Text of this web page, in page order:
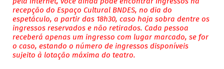
recepção do Espaço Cultural BNDES, no dia do
espetáculo, a partir das 18h30, caso haja sobra dentre os
ingressos reservados e não retirados. Cada pessoa
receberá apenas um ingresso com lugar marcado, se for
o caso, estando o número de ingressos disponíveis
sujeito à lotação máxima do teatro.